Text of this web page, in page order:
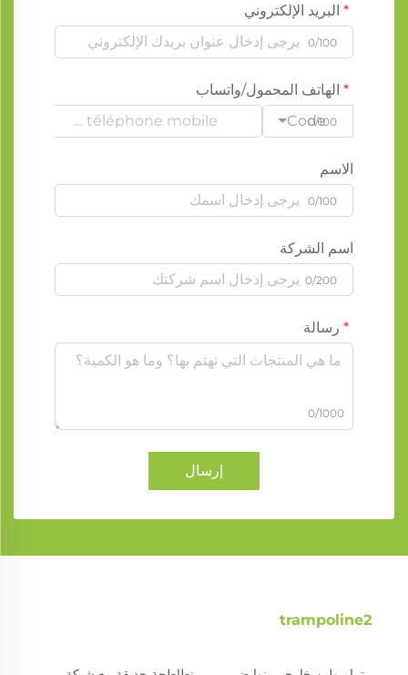
البريد الإلكتروني
0/100
الهاتف المحمول/واتساب
Code
0/100
الاسم
0/100
اسم الشركة
0/200
رسالة
0/1000
إرسال
trampoline2